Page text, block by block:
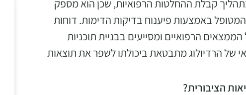
קבלת ההחלטות הרפואיות, שכן הוא מספק
באמצעות פיענוח בדיקות הדימות. דוחות
הרפואיים ומסייעים בבניית תוכניות
של הרדיולוג מתבטאת ביכולתו לשפר את תוצאות
הציבורית?